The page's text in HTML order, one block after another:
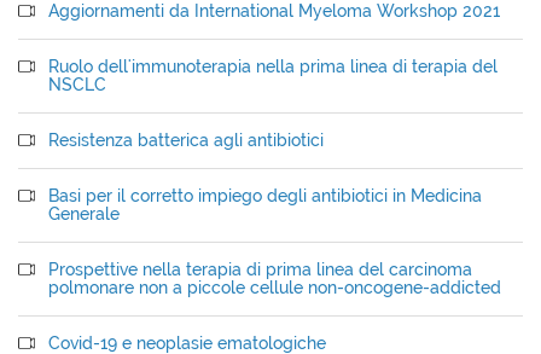
Aggiornamenti da International Myeloma Workshop 2021
Ruolo dell'immunoterapia nella prima linea di terapia del
NSCLC
Resistenza batterica agli antibiotici
Basi per il corretto impiego degli antibiotici in Medicina
Generale
Prospettive nella terapia di prima linea del carcinoma
polmonare non a piccole cellule non-oncogene-addicted
Covid-19 e neoplasie ematologiche